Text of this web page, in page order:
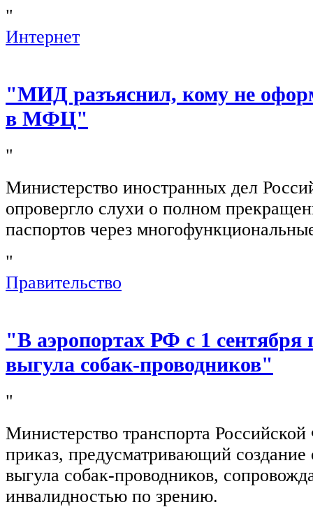
"
Интернет
"МИД разъяснил, кому не
в МФЦ"
"
Министерство иностранных дел
опровергло слухи о полном
паспортов через
"
Правительство
"В аэропортах РФ с 1 сентября
выгула собак-проводников"
"
Министерство транспорта
приказ, предусматривающий создание
выгула собак-проводников,
инвалидностью по зрению.